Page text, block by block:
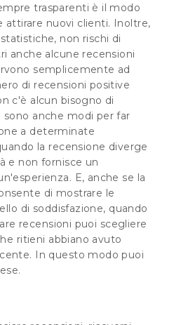
trasparenti è il modo
attirare nuovi clienti. Inoltre,
non rischi di
anche alcune recensioni
semplicemente ad
di recensioni positive
c'è alcun bisogno di
sono anche modi per far
a determinate
la recensione diverge
e non fornisce un
E, anche se la
di mostrare le
di soddisfazione, quando
recensioni puoi scegliere
ritieni abbiano avuto
In questo modo puoi